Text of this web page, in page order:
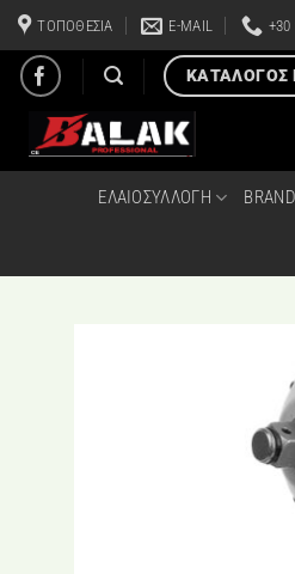
Μετάβαση
στο
περιεχόμενο
ΤΟΠΟΘΕΣΙΑ E-MAIL +30
ΚΑΤΑΛΟΓΟΣ
ΕΛΑΙΟΣΥΛΛΟΓΗ